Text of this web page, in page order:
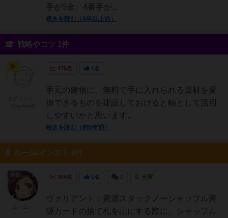
手が5金、4番手が...
続きを読む（4年以上前）
戦略やコツ 1件
479名 1名
手元の建物に、無料で手に入れられる資材を変
換できるものを建設しておけると軸として活用
しやすいかと思います。
続きを読む（約5年前）
ルール/インスト 2件
364名 1名 充実
ヴァリアント：資源スタックノーシャッフル資
源カードの捨て札を山にする際に、シャッフル